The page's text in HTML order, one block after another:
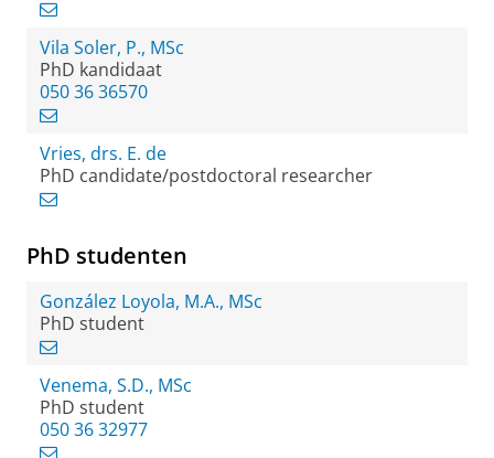
Vila Soler, P., MSc
PhD kandidaat
050 36 36570
Vries, drs. E. de
PhD candidate/postdoctoral researcher
PhD studenten
González Loyola, M.A., MSc
PhD student
Venema, S.D., MSc
PhD student
050 36 32977